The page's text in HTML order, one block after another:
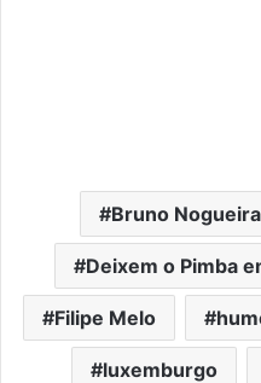
Bruno Nogueira
Deixem o Pimba
Filipe Melo
luxemburgo